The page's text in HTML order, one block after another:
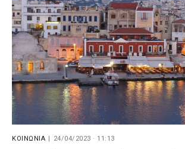
ΚΟΙΝΩΝΙΑ | 24/04/2023 · 11:13